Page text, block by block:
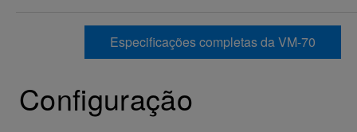
Especificações completas da VM-70
Configuração